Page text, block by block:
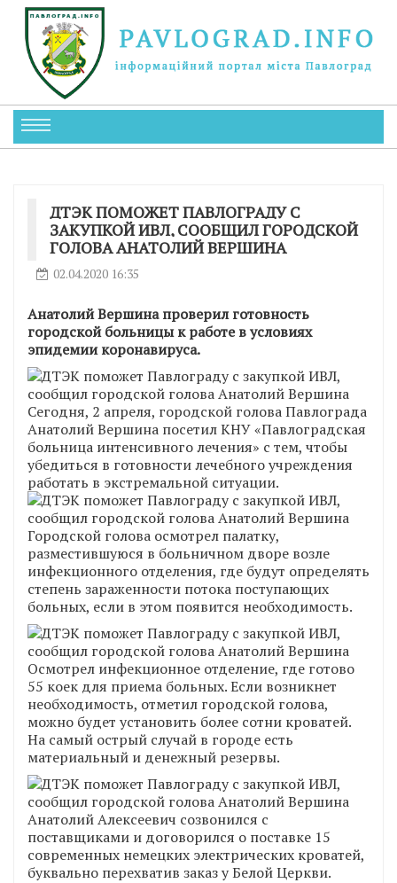
ДТЭК ПОМОЖЕТ ПАВЛОГРАДУ С
ЗАКУПКОЙ ИВЛ, СООБЩИЛ ГОРОДСКОЙ
ГОЛОВА АНАТОЛИЙ ВЕРШИНА
02.04.2020 16:35
Анатолий Вершина проверил готовность
городской больницы к работе в условиях
эпидемии коронавируса.
Сегодня, 2 апреля, городской голова Павлограда
Анатолий Вершина посетил КНУ «Павлоградская
больница интенсивного лечения» с тем, чтобы
убедиться в готовности лечебного учреждения
работать в экстремальной ситуации.
Городской голова осмотрел палатку,
разместившуюся в больничном дворе возле
инфекционного отделения, где будут определять
степень зараженности потока поступающих
больных, если в этом появится необходимость.
Осмотрел инфекционное отделение, где готово
55 коек для приема больных. Если возникнет
необходимость, отметил городской голова,
можно будет установить более сотни кроватей.
На самый острый случай в городе есть
материальный и денежный резервы.
Анатолий Алексеевич созвонился с
поставщиками и договорился о поставке 15
современных немецких электрических кроватей,
буквально перехватив заказ у Белой Церкви.